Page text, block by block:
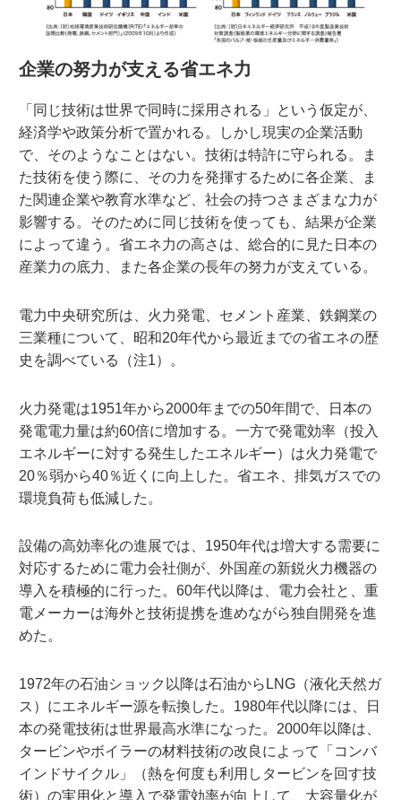
企業の努力が支える省エネ力
「同じ技術は世界で同時に採用される」という仮定が、
経済学や政策分析で置かれる。しかし現実の企業活動
で、そのようなことはない。技術は特許に守られる。ま
た技術を使う際に、その力を発揮するために各企業、ま
た関連企業や教育水準など、社会の持つさまざまな力が
影響する。そのために同じ技術を使っても、結果が企業
によって違う。省エネ力の高さは、総合的に見た日本の
産業力の底力、また各企業の長年の努力が支えている。
電力中央研究所は、火力発電、セメント産業、鉄鋼業の
三業種について、昭和20年代から最近までの省エネの歴
史を調べている（注1）。
火力発電は1951年から2000年までの50年間で、日本の
発電電力量は約60倍に増加する。一方で発電効率（投入
エネルギーに対する発生したエネルギー）は火力発電で
20％弱から40％近くに向上した。省エネ、排気ガスでの
環境負荷も低減した。
設備の高効率化の進展では、1950年代は増大する需要に
対応するために電力会社側が、外国産の新鋭火力機器の
導入を積極的に行った。60年代以降は、電力会社と、重
電メーカーは海外と技術提携を進めながら独自開発を進
めた。
1972年の石油ショック以降は石油からLNG（液化天然ガ
ス）にエネルギー源を転換した。1980年代以降には、日
本の発電技術は世界最高水準になった。2000年以降は、
タービンやボイラーの材料技術の改良によって「コンバ
インドサイクル」（熱を何度も利用しタービンを回す技
術）の実用化と導入で発電効率が向上して、大容量化が